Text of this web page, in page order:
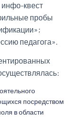
квест
пробы
педагога».
посредством
в области